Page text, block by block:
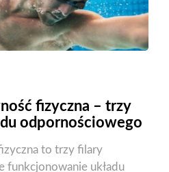
fizyczna – trzy
odpornościowego
to trzy filary
funkcjonowanie układu